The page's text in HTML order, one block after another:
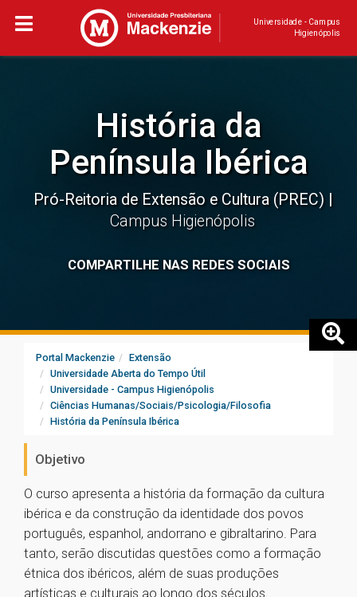
Universidade - Campus
Higienópolis
História da
Península Ibérica
Pró-Reitoria de Extensão e Cultura (PREC)
Campus Higienópolis
COMPARTILHE NAS REDES SOCIAIS
Portal Mackenzie
Extensão
Universidade Aberta do Tempo Útil
Universidade - Campus Higienópolis
Ciências Humanas/Sociais/Psicologia/Filosofia
História da Península Ibérica
Objetivo
O curso apresenta a história da formação da cultura
ibérica e da construção da identidade dos povos
português, espanhol, andorrano e gibraltarino. Para
tanto, serão discutidas questões como a formação
étnica dos ibéricos, além de suas produções
artísticas e culturais ao longo dos séculos.